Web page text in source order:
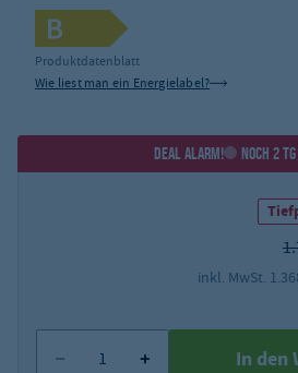
Produktdatenblatt
Wie liest man ein Energielabel?
DEAL ALARM! NOCH 2
inkl. MwSt.
In den